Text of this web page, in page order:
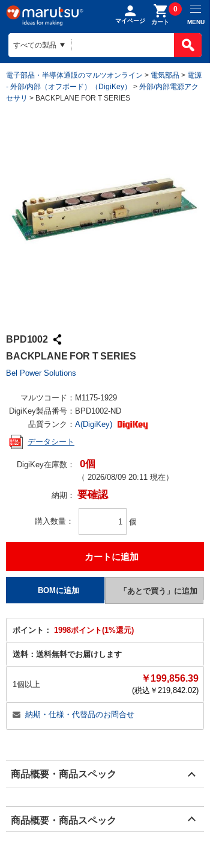
マイページ カート
0
MENU
電子部品・半導体通販のマルツオンライン > 電気部品 > 電源
- 外部/内部（オフボード）（DigiKey）
> 外部/内部電源アク
セサリ > BACKPLANE FOR T SERIES
BPD1002
BACKPLANE FOR T SERIES
Bel Power Solutions
マルツコード： M1175-1929
DigiKey製品番号： BPD1002-ND
品質ランク： A(DigiKey)
データシート
DigiKey在庫数： 0個
（ 2026/08/09 20:11 現在）
納期： 要確認
購入数量 個
ポイント： 1998ポイント(1%還元)
送料： 送料無料でお届けします
1個以上
￥199,856.39
(税込￥ 219,842.02)
納期・仕様・代替品のお問合せ
商品概要・商品スペック
商品概要・商品スペック